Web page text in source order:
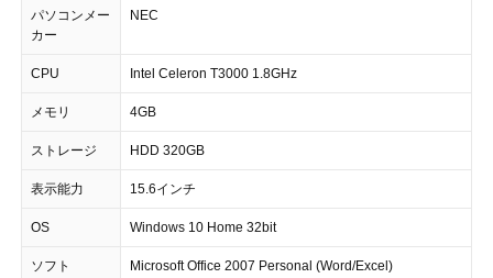
パソコンメー
カー
NEC
CPU Intel Celeron T3000 1.8GHz
メモリ 4GB
ストレージ HDD 320GB
表示能力 15.6インチ
OS Windows 10 Home 32bit
ソフト Microsoft Office 2007 Personal (Word/Excel)